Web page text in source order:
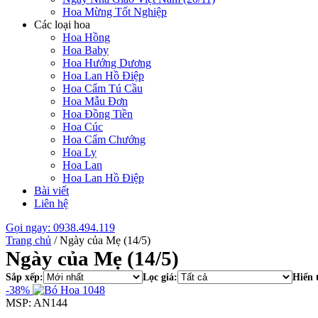
Hoa Mừng Tốt Nghiệp
Các loại hoa
Hoa Hồng
Hoa Baby
Hoa Hướng Dương
Hoa Lan Hồ Điệp
Hoa Cẩm Tú Cầu
Hoa Mẫu Đơn
Hoa Đồng Tiền
Hoa Cúc
Hoa Cẩm Chướng
Hoa Ly
Hoa Lan
Hoa Lan Hồ Điệp
Bài viết
Liên hệ
Gọi ngay: 0938.494.119
Trang chủ / Ngày của Mẹ (14/5)
Ngày của Mẹ (14/5)
Sắp xếp: Lọc giá: Hiển
-38%
MSP: AN144